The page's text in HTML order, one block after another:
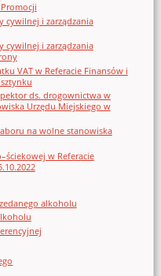
cywilnej i zarządzania
cywilnej i zarządzania
VAT w Referacie Finansów i
ds. drogownictwa w
Urzędu Miejskiego w
na wolne stanowiska
w Referacie
alkoholu